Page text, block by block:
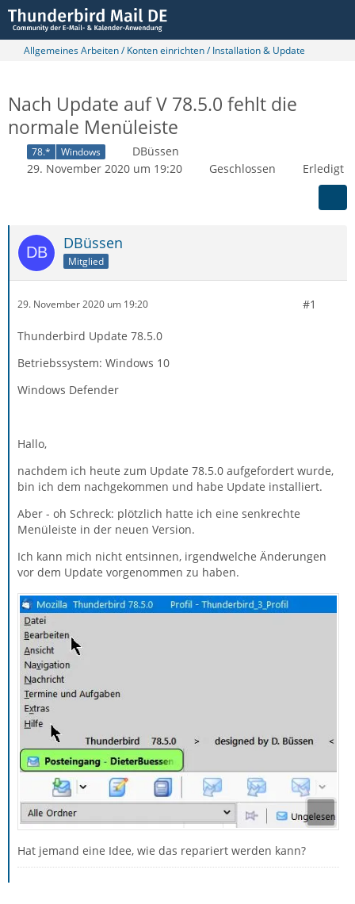
Allgemeines Arbeiten / Konten einrichten / Installation & Update
Nach Update auf V 78.5.0 fehlt die
normale Menüleiste
78.* Windows
DBüssen
29. November 2020 um 19:20
Geschlossen Erledigt
DBüssen
Mitglied
29. November 2020 um 19:20 #1
Thunderbird Update 78.5.0
Betriebssystem: Windows 10
Windows Defender
Hallo,
nachdem ich heute zum Update 78.5.0 aufgefordert wurde,
bin ich dem nachgekommen und habe Update installiert.
Aber - oh Schreck: plötzlich hatte ich eine senkrechte
Menüleiste in der neuen Version.
Ich kann mich nicht entsinnen, irgendwelche Änderungen
vor dem Update vorgenommen zu haben.
Hat jemand eine Idee, wie das repariert werden kann?